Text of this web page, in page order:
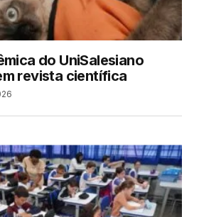
do UniSalesiano
revista científica